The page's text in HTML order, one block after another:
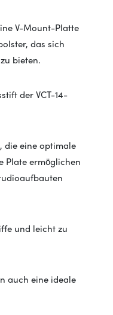
V-Mount-Platte
das sich
bieten.
der VCT-14-
die eine optimale
Plate ermöglichen
und leicht zu
auch eine ideale